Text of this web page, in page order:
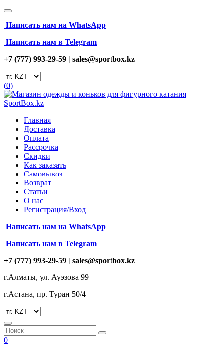
Написать нам на WhatsApp
Написать нам в Telegram
+7 (777) 993-29-59 | sales@sportbox.kz
(0)
Главная
Доставка
Оплата
Рассрочка
Скидки
Как заказать
Самовывоз
Возврат
Статьи
О нас
Регистрация/Вход
Написать нам на WhatsApp
Написать нам в Telegram
+7 (777) 993-29-59 | sales@sportbox.kz
г.Алматы, ул. Ауэзова 99
г.Астана, пр. Туран 50/4
0